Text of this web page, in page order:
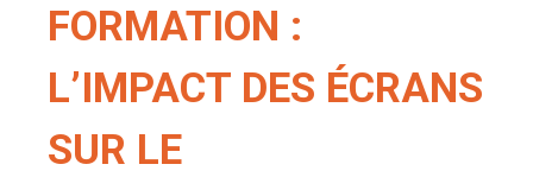
FORMATION :
L’IMPACT DES ÉCRANS
SUR LE